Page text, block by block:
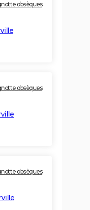
obsèques
obsèques
obsèques